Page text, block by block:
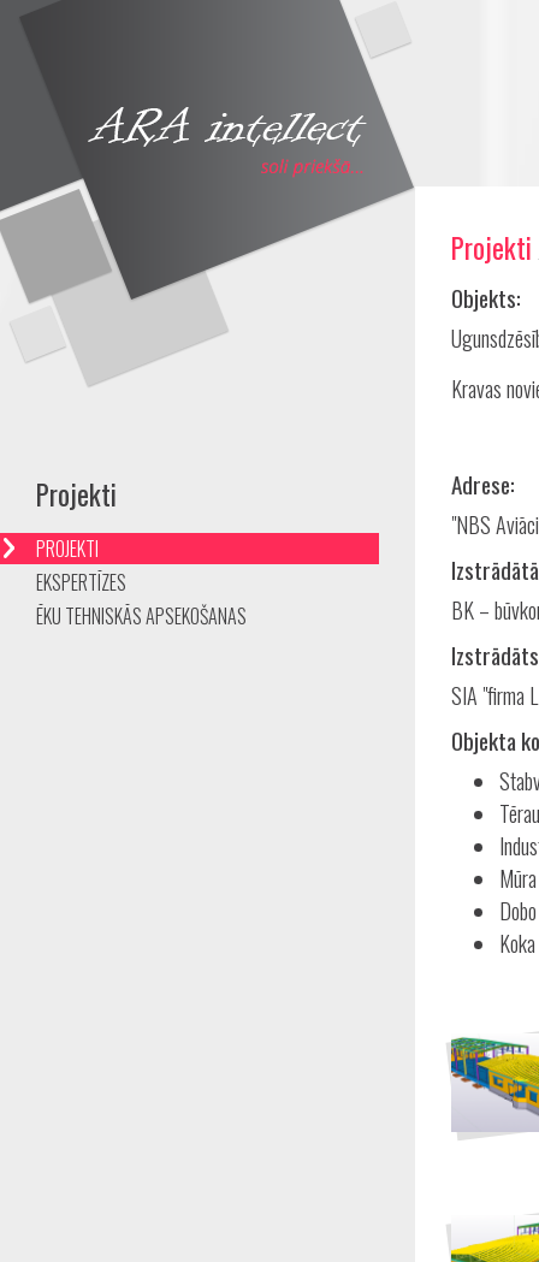
Projekti
PROJEKTI
EKSPERTĪZES
ĒKU TEHNISKĀS APSEKOŠANAS
Share
Projekti
Objekts:
Kravas
Adrese:
"NBS
BK –
SIA "firma
Objekta